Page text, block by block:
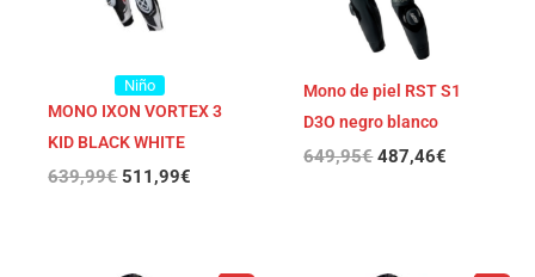
Niño
MONO IXON VORTEX 3
KID BLACK WHITE
639,99€ 511,99€
Mono de piel RST S1
D3O negro blanco
649,95€ 487,46€